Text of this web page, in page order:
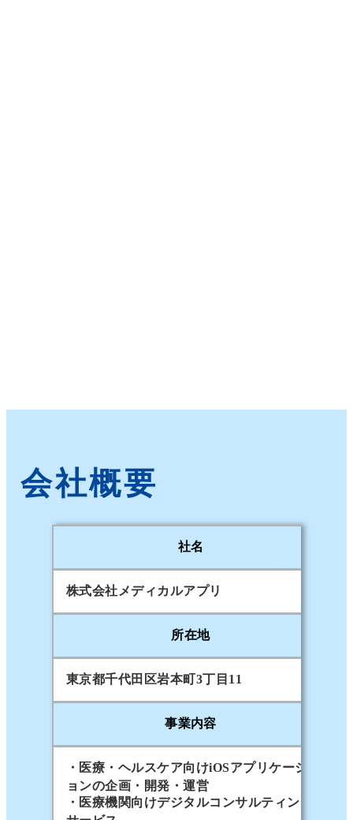
会社概要
社名
株式会社メディカルアプリ
所在地
東京都千代田区岩本町3丁目11
事業内容
・医療・ヘルスケア向けiOSアプリケーシ
ョンの企画・開発・運営
・医療機関向けデジタルコンサルティング